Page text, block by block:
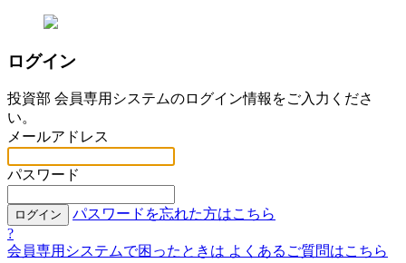
ログイン
投資部 会員専用システムのログイン情報をご入力くださ
い。
メールアドレス
パスワード
ログイン
パスワードを忘れた方はこちら
?
会員専用システムで困ったときは よくあるご質問はこちら